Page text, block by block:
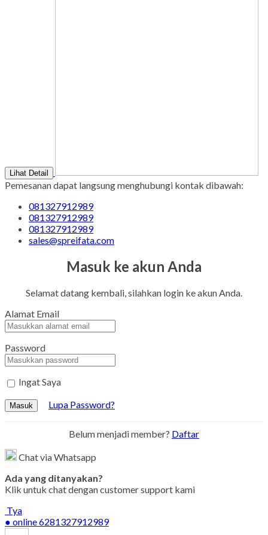
Lihat Detail
Pemesanan dapat langsung menghubungi kontak dibawah:
081327912989
081327912989
081327912989
sales@spreifata.com
Masuk ke akun Anda
Selamat datang kembali, silahkan login ke akun Anda.
Alamat Email
Password
Ingat Saya
Masuk Lupa Password?
Belum menjadi member? Daftar
Chat via Whatsapp
Ada yang ditanyakan?
Klik untuk chat dengan customer support kami
Tya
● online6281327912989